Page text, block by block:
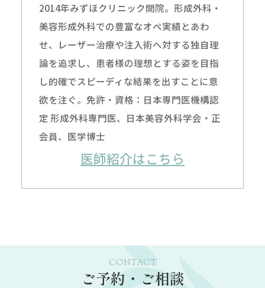
2014年みずほクリニック開院。形成外科・
美容形成外科での豊富なオペ実績とあわ
せ、レーザー治療や注入術へ対する独自理
論を追求し、患者様の理想とする姿を目指
し的確でスピーディな結果を出すことに意
欲を注ぐ。免許・資格：日本専門医機構認
定 形成外科専門医、日本美容外科学会・正
会員、医学博士
医師紹介はこちら
CONTACT
ご予約・ご相談